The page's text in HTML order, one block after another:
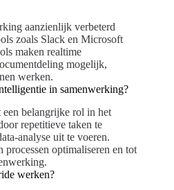
aanzienlijk verbeterd
zoals Slack en Microsoft
maken realtime
mogelijk,
werken.
in samenwerking?
belangrijke rol in het
repetitieve taken te
analyse uit te voeren.
optimaliseren en tot
werken?